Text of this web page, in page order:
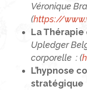
Véronique
(https://
La
Upledger
corporelle : (
L’hypnose
stratégique